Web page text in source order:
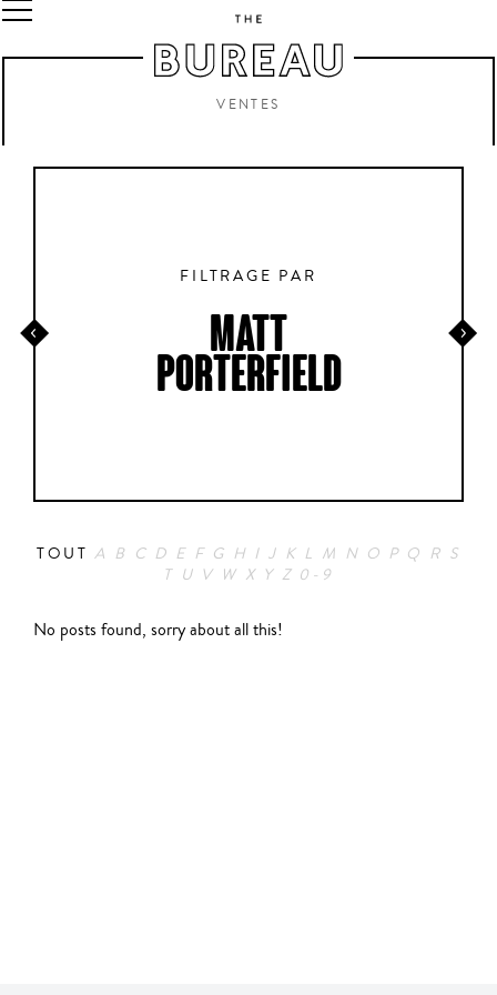
VENTES
FILTRAGE PAR
MATT
PORTERFIELD
TOUT A B C D E F G H I J K L M N O P Q R S
T U V W X Y Z 0-9
No posts found, sorry about all this!